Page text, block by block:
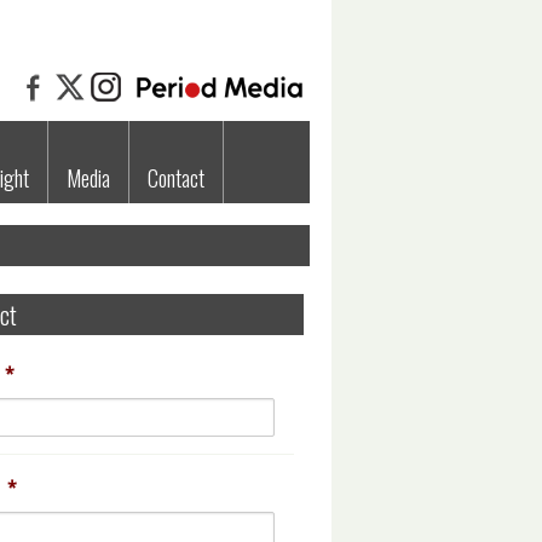
Media Contact
*
*